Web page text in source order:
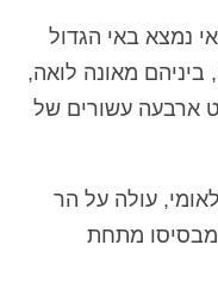
נמצא באי הגדול
מאונה לואה,
לאחר כמעט ארבעה עשורים של
עולה על הר
מבסיסו מתחת